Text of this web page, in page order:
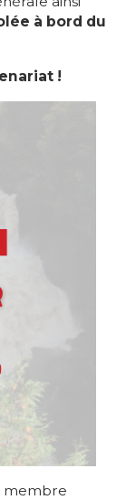
à bord du
!
membre